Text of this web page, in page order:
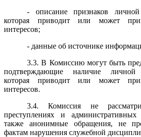
- описание признаков личной
которая приводит или может
интересов;
- данные об источнике
3.3. В Комиссию могут быть
подтверждающие наличие личной
которая приводит или может
интересов.
3.4. Комиссия не
преступлениях и
также анонимные обращения, не
фактам нарушения служебной